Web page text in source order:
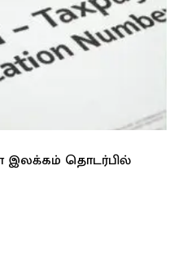
இலக்கம் தொடர்பில்